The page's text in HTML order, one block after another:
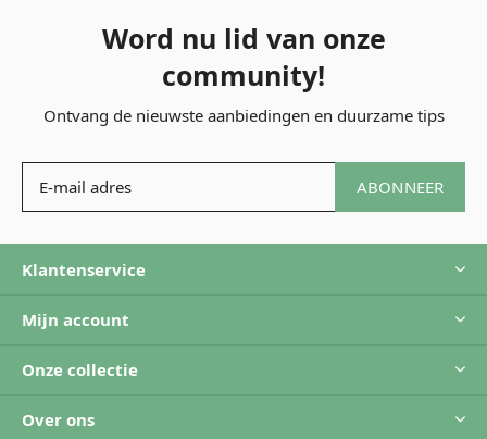
Word nu lid van onze
community!
Ontvang de nieuwste aanbiedingen en duurzame tips
ABONNEER
Klantenservice
Mijn account
Onze collectie
Over ons